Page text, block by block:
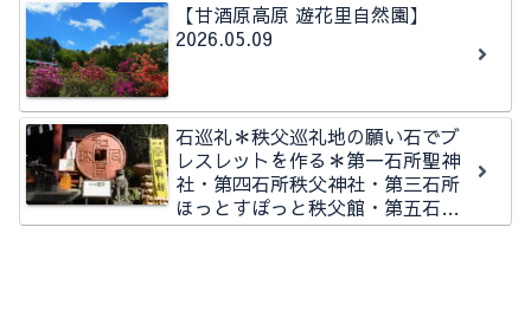
【甘酒原高原 遊花里自然園】
2026.05.09
石巡礼＊秩父巡礼地の願い石でブ
レスレットを作る＊第一石所聖神
社・第四石所秩父神社・第三石所
ほっとすぽっと秩父館・第五石所
秩父今宮神社石所